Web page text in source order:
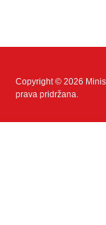
Copyright © 2026
prava pridržana.